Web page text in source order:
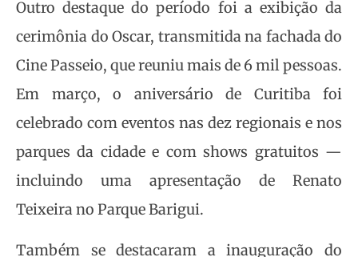
Outro destaque do período foi a exibição da
cerimônia do Oscar, transmitida na fachada do
Cine Passeio, que reuniu mais de 6 mil pessoas.
Em março, o aniversário de Curitiba foi
celebrado com eventos nas dez regionais e nos
parques da cidade e com shows gratuitos —
incluindo uma apresentação de Renato
Teixeira no Parque Barigui.
Também se destacaram a inauguração do